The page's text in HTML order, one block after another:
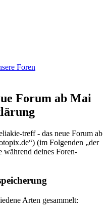
Foren
Forum ab Mai
treff - das neue Forum ab
(im Folgenden „der
während deines Foren-
Arten gesammelt: